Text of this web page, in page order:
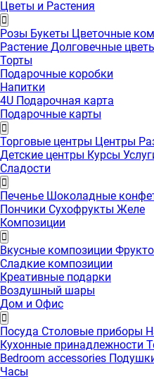
Цветы и Растения
Розы Букеты Цветочные
Растение Долговечные
Торты
Подарочные коробки
Напитки
4U Подарочная карта
Подарочные карты
Торговые центры Центры
Детские центры Курсы
Сладости
Печенье Шоколадные
Пончики Сухофрукты Желе
Композиции
Вкусные композиции
Сладкие композиции
Креативные подарки
Воздушный шары
Дом и Офис
Посуда Столовые приборы
Кухонные принадлежности
Bedroom accessories
Часы